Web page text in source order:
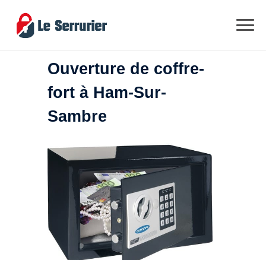
Ouverture de coffre-
fort à Ham-Sur-
Sambre